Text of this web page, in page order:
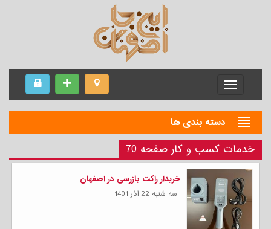
Menu
دسته بندی ها
خدمات کسب و کار صفحه 70
خریدار راکت بازرسی در اصفهان
سه شنبه 22 آذر 1401